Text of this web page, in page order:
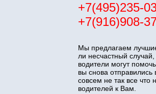
+7(495)235-
+7(916)908-
Мы предлагаем
ли несчастный
водители могут
вы снова отправились
совсем не так все
водителей к Вам.